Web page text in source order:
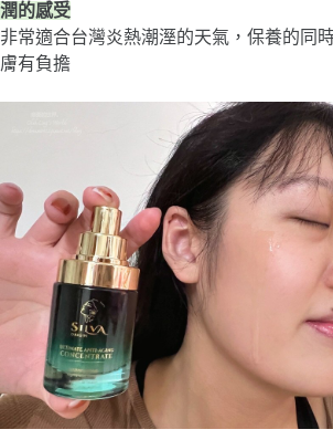
潤的感受
非常適合台灣炎熱潮溼的天氣，保養的同
膚有負擔